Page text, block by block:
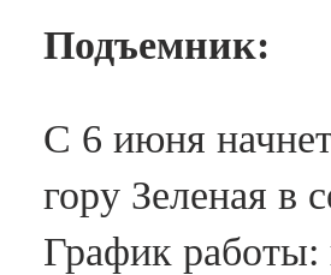
Подъемник:
С 6 июня начнет
гору Зеленая в
График работы: